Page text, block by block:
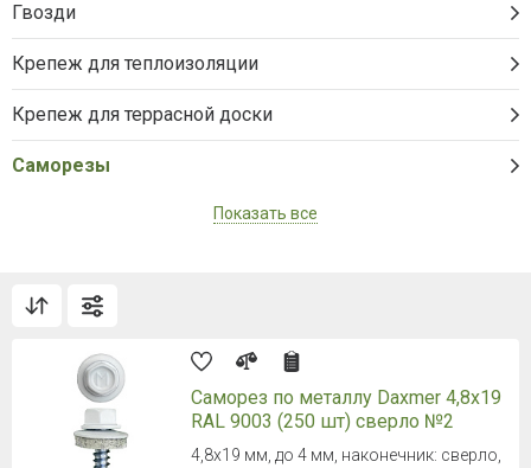
Гвозди
Крепеж для теплоизоляции
Крепеж для террасной доски
Саморезы
Показать все
Саморез по металлу Daxmer 4,8х19
RAL 9003 (250 шт) сверло №2
4,8х19 мм, до 4 мм, наконечник: сверло,